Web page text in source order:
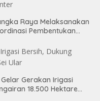
Raya Melaksanakan
Pembentukan
Gerakan Irigasi
18.500 Hektare